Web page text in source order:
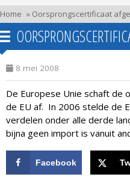
Home » Oorsprongscertificaat
8 mei 2008
De Europese Unie schaft de
de EU af. In 2006 stelde de
verdelen onder alle derde
bijna geen import is vanuit
Facebook